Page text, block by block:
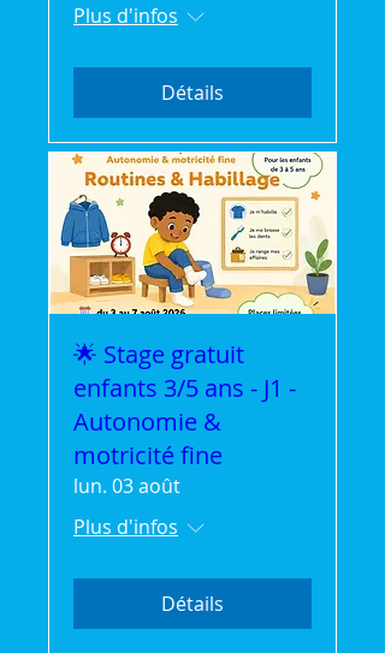
Plus d'infos
Détails
🌟 Stage gratuit
enfants 3/5 ans - J1 -
Autonomie &
motricité fine
lun. 03 août
Plus d'infos
Détails